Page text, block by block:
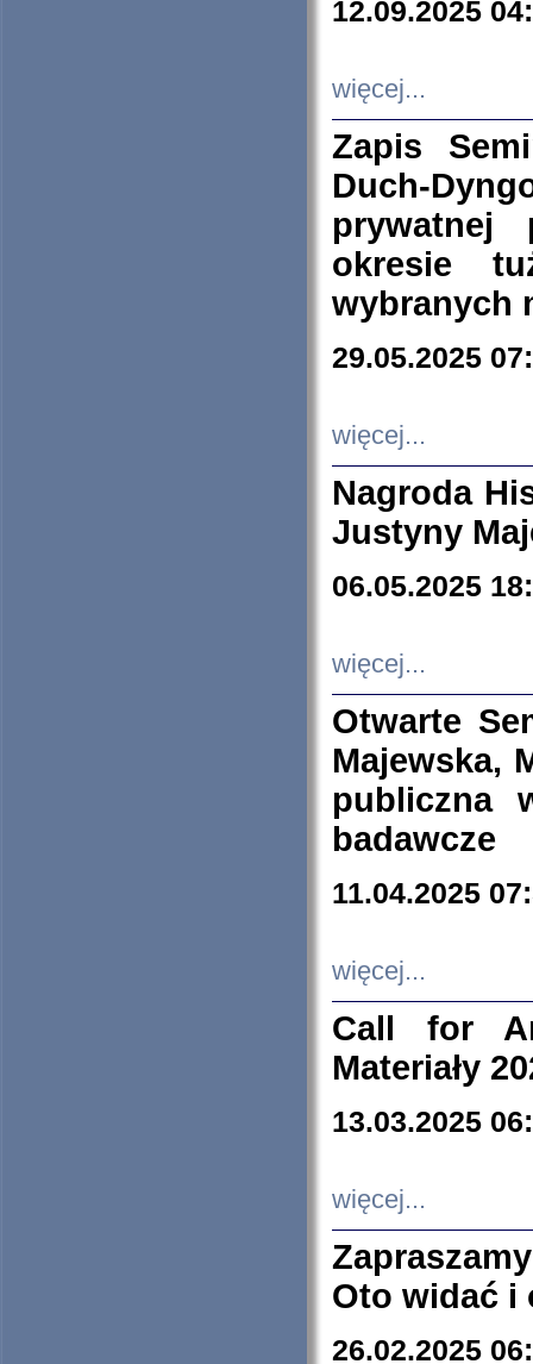
12.09.2025
więcej...
Zapis
Duch-
prywatnej
okresie
wybranych
29.05.2025
więcej...
Nagroda
Justyny
06.05.2025
więcej...
Otwarte
Majewska,
publiczna
badawcze
11.04.2025
więcej...
Call for
Materiały
13.03.2025
więcej...
Oto widać i
26.02.2025